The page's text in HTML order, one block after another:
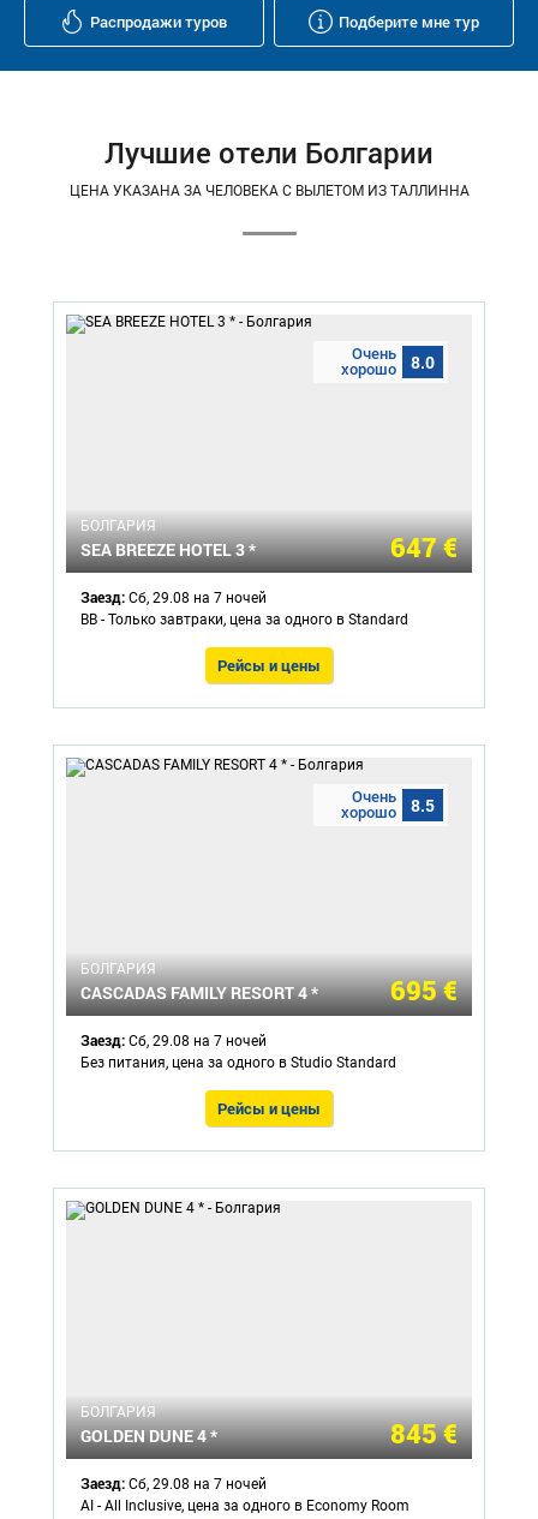
Распродажи туров Подберите мне тур
Лучшие отели Болгарии
ЦЕНА УКАЗАНА ЗА ЧЕЛОВЕКА С ВЫЛЕТОМ ИЗ ТАЛЛИННА
Очень
хорошо 8.0
БОЛГАРИЯ
SEA BREEZE HOTEL 3 * 647 €
Заезд: Сб, 29.08 на 7 ночей
BB - Только завтраки, цена за одного в Standard
Рейсы и цены
Очень
хорошо 8.5
БОЛГАРИЯ
CASCADAS FAMILY RESORT 4 * 695 €
Заезд: Сб, 29.08 на 7 ночей
Без питания, цена за одного в Studio Standard
Рейсы и цены
БОЛГАРИЯ
GOLDEN DUNE 4 * 845 €
Заезд: Сб, 29.08 на 7 ночей
AI - All Inclusive, цена за одного в Economy Room